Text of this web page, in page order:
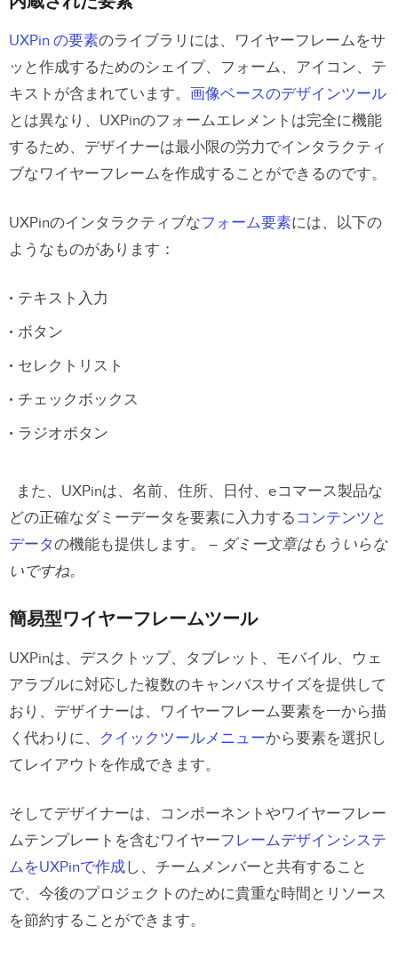
UXPin の要素のライブラリには、ワイヤーフレームをサ
ッと作成するためのシェイプ、フォーム、アイコン、テ
キストが含まれています。 画像ベースのデザインツール
とは異なり、UXPinのフォームエレメントは完全に機能
するため、デザイナーは最小限の労力でインタラクティ
ブなワイヤーフレームを作成することができるのです。
UXPinのインタラクティブなフォーム要素には、以下の
ようなものがあります：
テキスト入力
ボタン
セレクトリスト
チェックボックス
ラジオボタン
また、UXPinは、名前、住所、日付、eコマース製品な
どの正確なダミーデータを要素に入力する コンテンツと
データの機能も提供します。 – ダミー文章はもういらな
いですね。
簡易型ワイヤーフレームツール
UXPinは、デスクトップ、タブレット、モバイル、ウェ
アラブルに対応した複数のキャンバスサイズを提供して
おり、デザイナーは、ワイヤーフレーム要素を一から描
く代わりに、 クイックツールメニューから要素を選択し
てレイアウトを作成できます。
そしてデザイナーは、コンポーネントやワイヤーフレー
ムテンプレートを含むワイヤーフレームデザインシステ
ムをUXPinで作成し、チームメンバーと共有すること
で、今後のプロジェクトのために貴重な時間とリソース
を節約することができます。